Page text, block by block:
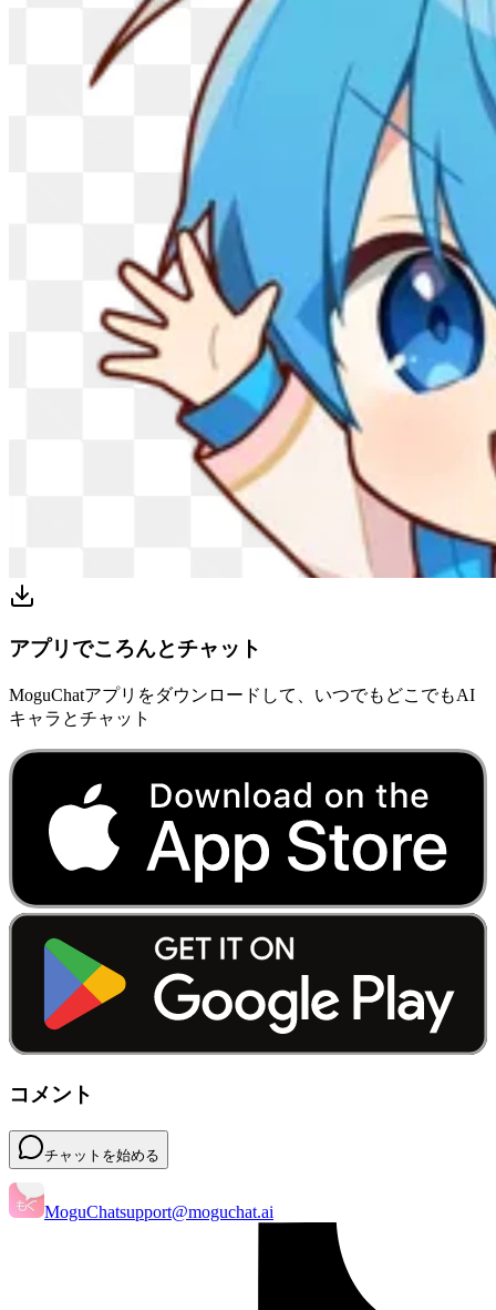
アプリでころんとチャット
MoguChatアプリをダウンロードして、いつでもどこでもAI
キャラとチャット
コメント
チャットを始める
MoguChatsupport@moguchat.ai